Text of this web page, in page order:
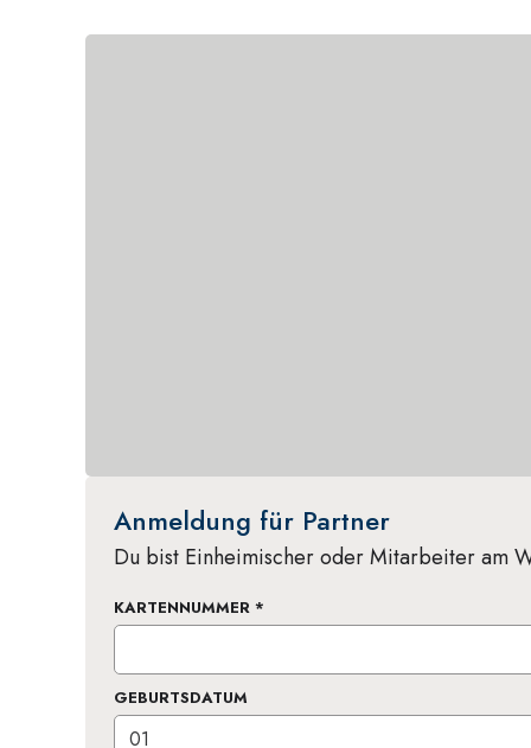
Anmeldung für Partner
Du bist Einheimischer oder Mitarbeiter am
KARTENNUMMER *
GEBURTSDATUM